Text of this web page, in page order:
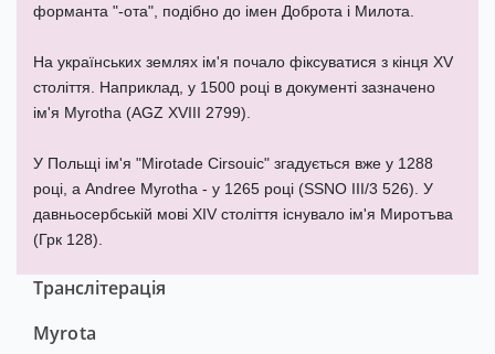
форманта "-ота", подібно до імен Доброта і Милота.
На українських землях ім'я почало фіксуватися з кінця XV
століття. Наприклад, у 1500 році в документі зазначено
ім'я Myrotha (AGZ XVIII 2799).
У Польщі ім'я "Mirotade Cirsouic" згадується вже у 1288
році, а Andree Myrotha - у 1265 році (SSNO III/3 526). У
давньосербській мові XIV століття існувало ім'я Миротъва
(Грк 128).
Транслітерація
Myrota